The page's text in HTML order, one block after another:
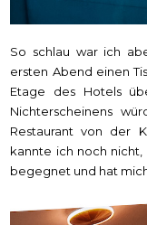
So schlau war ich
ersten Abend einen
Etage des Hotels
Nichterscheinens
Restaurant von der
kannte ich noch
begegnet und hat